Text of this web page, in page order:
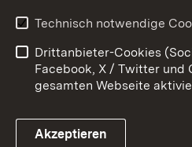
Link zum Landesportal
Datenschutz
Impressum
Technisch notwendige
Drittanbieter-Cookies
Facebook, X / Twitter und
gesamten Webseite
Akzeptieren